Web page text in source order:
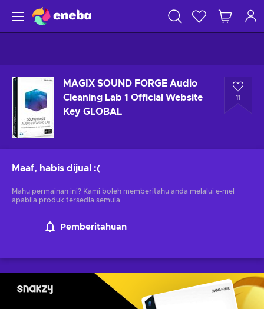
MAGIX SOUND FORGE Audio
Cleaning Lab 1 Official Website
Key GLOBAL
11
Maaf, habis dijual :(
Mahu permainan ini? Kami boleh memberitahu anda melalui e-mel
apabila produk tersedia semula.
Pemberitahuan